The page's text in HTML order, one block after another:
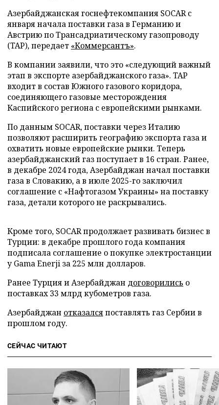
Азербайджанская госнефтекомпания SOCAR с
января начала поставки газа в Германию и
Австрию по Трансадриатическому газопроводу
(TAP), передает «Коммерсантъ».
В компании заявили, что это «следующий важный
этап в экспорте азербайджанского газа». TAP
входит в состав Южного газового коридора,
соединяющего газовые месторождения
Каспийского региона с европейскими рынками.
По данным SOCAR, поставки через Италию
позволяют расширить географию экспорта газа и
охватить новые европейские рынки. Теперь
азербайджанский газ поступает в 16 стран. Ранее,
в декабре 2024 года, Азербайджан начал поставки
газа в Словакию, а в июле 2025-го заключил
соглашение с «Нафтогазом Украины» на поставку
газа, детали которого не раскрывались.
Кроме того, SOCAR продолжает развивать бизнес в
Турции: в декабре прошлого года компания
подписала соглашение о покупке электростанции
у Gama Enerji за 225 млн долларов.
Ранее Турция и Азербайджан договорились о
поставках 33 млрд кубометров газа.
Азербайджан отказалсяпоставлять газ Сербии в
прошлом году.
СЕЙЧАС ЧИТАЮТ